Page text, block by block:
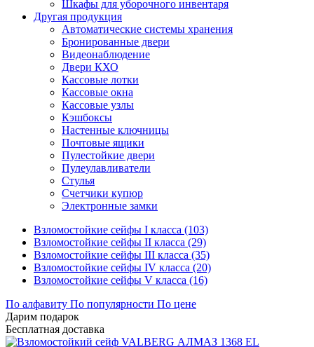
Шкафы для уборочного инвентаря
Другая продукция
Автоматические системы хранения
Бронированные двери
Видеонаблюдение
Двери КХО
Кассовые лотки
Кассовые окна
Кассовые узлы
Кэшбоксы
Настенные ключницы
Почтовые ящики
Пулестойкие двери
Пулеулавливатели
Стулья
Счетчики купюр
Электронные замки
Взломостойкие сейфы I класса (103)
Взломостойкие сейфы II класса (29)
Взломостойкие сейфы III класса (35)
Взломостойкие сейфы IV класса (20)
Взломостойкие сейфы V класса (16)
По алфавиту По популярности По цене
Дарим подарок
Бесплатная доставка